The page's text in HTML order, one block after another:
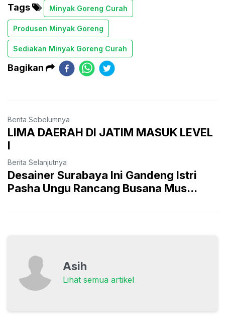
Tags
Minyak Goreng Curah
Produsen Minyak Goreng
Sediakan Minyak Goreng Curah
Bagikan
Berita Sebelumnya
LIMA DAERAH DI JATIM MASUK LEVEL
I
Berita Selanjutnya
Desainer Surabaya Ini Gandeng Istri
Pasha Ungu Rancang Busana Mus...
Asih
Lihat semua artikel